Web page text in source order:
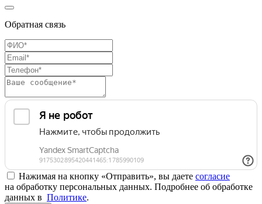
Обратная связь
Нажимая на кнопку «Отправить», вы даете согласие
на обработку персональных данных. Подробнее об обработке
данных в Политике.